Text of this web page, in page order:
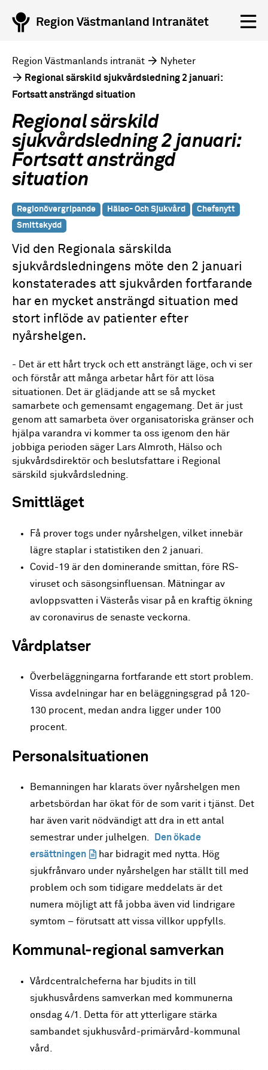
Region Västmanland Intranätet
Region Västmanlands intranät
Nyheter
Regional särskild sjukvårdsledning 2 januari:
Fortsatt ansträngd situation
Regional särskild
sjukvårdsledning 2 januari:
Fortsatt ansträngd
situation
Regionövergripande Hälso- Och Sjukvård
Chefsnytt
Smittskydd
Vid den Regionala särskilda
sjukvårdsledningens möte den 2 januari
konstaterades att sjukvården fortfarande
har en mycket ansträngd situation med
stort inflöde av patienter efter
nyårshelgen.
- Det är ett hårt tryck och ett ansträngt läge, och vi ser
och förstår att många arbetar hårt för att lösa
situationen. Det är glädjande att se så mycket
samarbete och gemensamt engagemang. Det är just
genom att samarbeta över organisatoriska gränser och
hjälpa varandra vi kommer ta oss igenom den här
jobbiga perioden säger Lars Almroth, Hälso och
sjukvårdsdirektör och beslutsfattare i Regional
särskild sjukvårdsledning.
Smittläget
Få prover togs under nyårshelgen, vilket innebär
lägre staplar i statistiken den 2 januari.
Covid-19 är den dominerande smittan, före RS-
viruset och säsongsinfluensan. Mätningar av
avloppsvatten i Västerås visar på en kraftig ökning
av coronavirus de senaste veckorna.
Vårdplatser
Överbeläggningarna fortfarande ett stort problem.
Vissa avdelningar har en beläggningsgrad på 120-
130 procent, medan andra ligger under 100
procent.
Personalsituationen
Bemanningen har klarats över nyårshelgen men
arbetsbördan har ökat för de som varit i tjänst. Det
har även varit nödvändigt att dra in ett antal
semestrar under julhelgen.
Den ökade
ersättningen
har bidragit med nytta. Hög
sjukfrånvaro under nyårshelgen har ställt till med
problem och som tidigare meddelats är det
numera möjligt att få jobba även vid lindrigare
symtom – förutsatt att vissa villkor uppfylls.
Kommunal-regional samverkan
Vårdcentralcheferna har bjudits in till
sjukhusvårdens samverkan med kommunerna
onsdag 4/1. Detta för att ytterligare stärka
sambandet sjukhusvård-primärvård-kommunal
vård.